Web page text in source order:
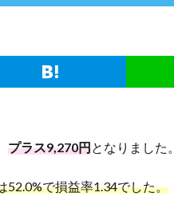
プラス9,270円となりました。
で損益率1.34でした。